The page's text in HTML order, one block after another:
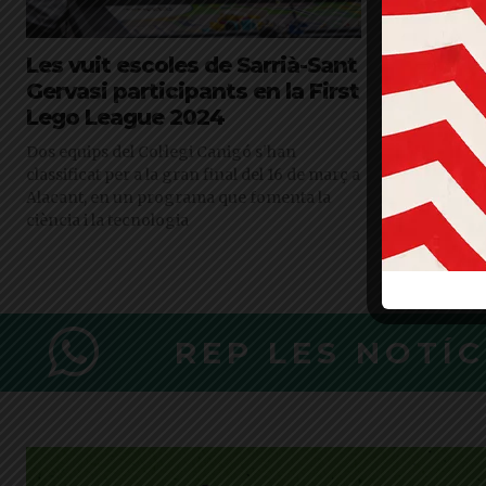
Les vuit escoles de Sarrià-Sant
Gervasi participants en la First
Lego League 2024
Dos equips del Col·legi Canigó s'han
classificat per a la gran final del 16 de març a
Alacant, en un programa que fomenta la
ciència i la tecnologia
La
escolars
per sota
ciutat
El Plenari
Ciutadans
incloure més
districte el
REP LES